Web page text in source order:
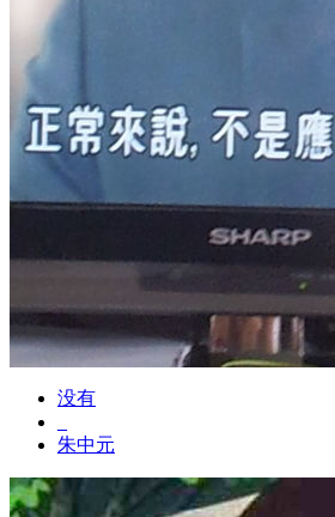
没有
朱中元